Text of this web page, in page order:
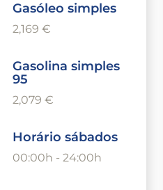
Gasóleo simples
2,169 €
Gasolina simples
95
2,079 €
Horário sábados
00:00h - 24:00h